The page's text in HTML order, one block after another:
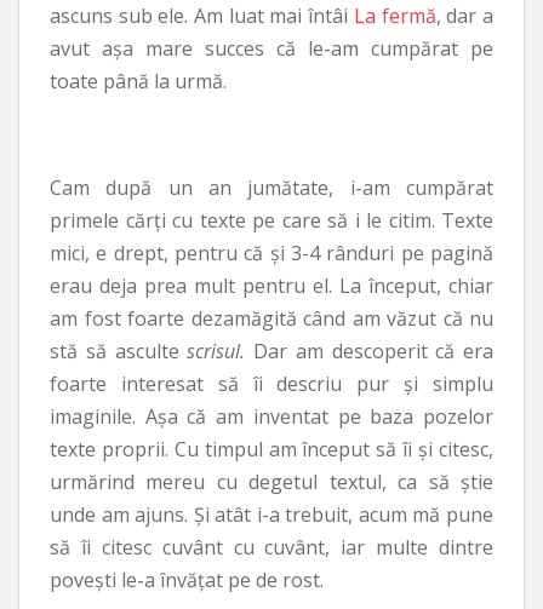
ascuns sub ele. Am luat mai întâi La fermă, dar a
avut așa mare succes că le-am cumpărat pe
toate până la urmă.
Cam după un an jumătate, i-am cumpărat
primele cărți cu texte pe care să i le citim. Texte
mici, e drept, pentru că și 3-4 rânduri pe pagină
erau deja prea mult pentru el. La început, chiar
am fost foarte dezamăgită când am văzut că nu
stă să ascultescrisul. Dar am descoperit că era
foarte interesat să îi descriu pur și simplu
imaginile. Așa că am inventat pe baza pozelor
texte proprii. Cu timpul am început să îi și citesc,
urmărind mereu cu degetul textul, ca să știe
unde am ajuns. Și atât i-a trebuit, acum mă pune
să îi citesc cuvânt cu cuvânt, iar multe dintre
povești le-a învățat pe de rost.